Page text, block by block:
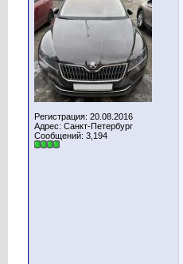
Регистрация: 20.08.2016
Адрес: Санкт-Петербург
Сообщений: 3,194